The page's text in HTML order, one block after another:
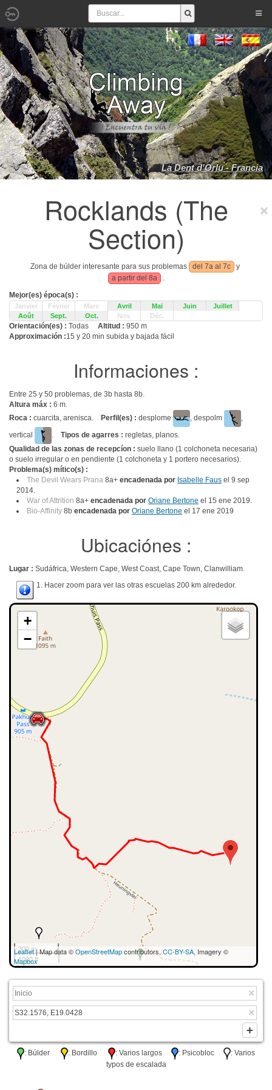
La Dent d'Orlu - Francia
Rocklands (The
Section)
Zona de búlder interesante para sus problemas del 7a al 7c
y
a partir del 8a
.
Mejor(es) época(s) :
Janvier Février Mars Avril Mai Juin
Juillet
Août
Sept. Oct. Nov. Déc.
Orientación(es) : Todas Altitud : 950 m
Approximación :15 y 20 min subida y bajada fácil
Informaciones :
Entre 25 y 50 problemas, de 3b hasta 8b.
Altura máx : 6 m.
Roca : cuarcita, arenisca. Perfil(es) : desplome , despolm
,
vertical
. Tipos de agarres : regletas, planos.
Qualidad de las zonas de recepcíon : suelo llano (1 colchoneta necesaria)
o suelo irregular o en pendiente (1 colchoneta y 1 portero necesarios).
Problema(s) mítico(s) :
The Devil Wears Prana 8a+ encadenada por Isabelle Faus el 9 sep
2014.
War of Attrition 8a+ encadenada por Oriane Bertone el 15 ene 2019.
Bio-Affinity 8b encadenada por Oriane Bertone el 17 ene 2019
Ubicaciónes :
Lugar : Sudáfrica, Western Cape, West Coast, Cape Town, Clanwilliam.
1. Hacer zoom para ver las otras escuelas 200 km alrededor.
+
−
300 m
1000 ft
Leaflet| Map data ©OpenStreetMapcontributors, CC-BY-SA, Imagery ©
Mapbox
: Búlder : Bordillo : Varios largos : Psicobloc
: Varios
typos de escalada